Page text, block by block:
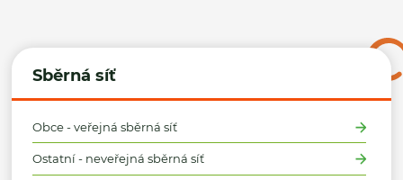
Sběrná síť
Obce - veřejná sběrná síť
Ostatní - neveřejná sběrná síť